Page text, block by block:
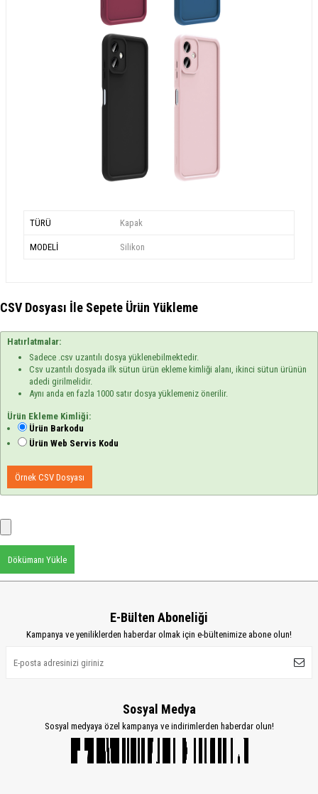
TÜRÜ Kapak
MODELİ Silikon
CSV Dosyası İle Sepete Ürün Yükleme
Hatırlatmalar:
Sadece .csv uzantılı dosya yüklenebilmektedir.
Csv uzantılı dosyada ilk sütun ürün ekleme kimliği alanı, ikinci sütun ürünün
adedi girilmelidir.
Aynı anda en fazla 1000 satır dosya yüklemeniz önerilir.
Ürün Ekleme Kimliği:
Ürün Barkodu
Ürün Web Servis Kodu
Örnek CSV Dosyası
Dökümanı Yükle
E-Bülten Aboneliği
Kampanya ve yeniliklerden haberdar olmak için e-bültenimize abone olun!
Sosyal Medya
Sosyal medyaya özel kampanya ve indirimlerden haberdar olun!